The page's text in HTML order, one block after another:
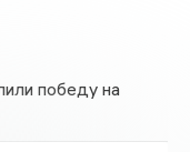
победу на